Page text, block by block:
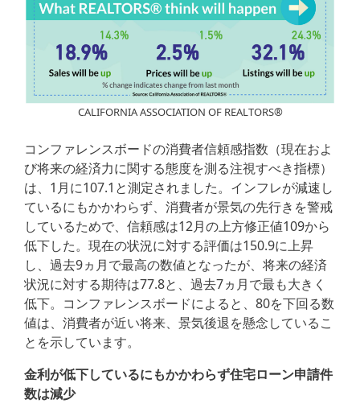
CALIFORNIA ASSOCIATION OF REALTORS®
コンファレンスボードの消費者信頼感指数（現在およ
び将来の経済力に関する態度を測る注視すべき指標）
は、1月に107.1と測定されました。インフレが減速し
ているにもかかわらず、消費者が景気の先行きを警戒
しているためで、信頼感は12月の上方修正値109から
低下した。現在の状況に対する評価は150.9に上昇
し、過去9ヵ月で最高の数値となったが、将来の経済
状況に対する期待は77.8と、過去7ヵ月で最も大きく
低下。コンファレンスボードによると、80を下回る数
値は、消費者が近い将来、景気後退を懸念しているこ
とを示しています。
金利が低下しているにもかかわらず住宅ローン申請件
数は減少